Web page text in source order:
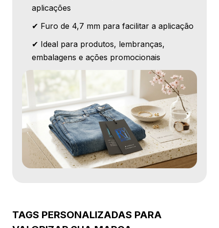
aplicações
✔ Furo de 4,7 mm para facilitar a aplicação
✔ Ideal para produtos, lembranças,
embalagens e ações promocionais
TAGS PERSONALIZADAS PARA